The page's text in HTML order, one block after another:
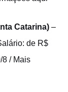
Catarina) –
de R$
8 / Mais